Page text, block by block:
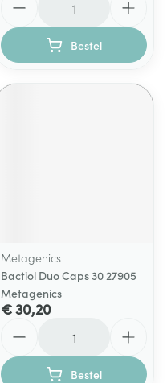
Bestel
Metagenics
Bactiol Duo Caps 30 27905
Metagenics
€ 30,20
Bestel